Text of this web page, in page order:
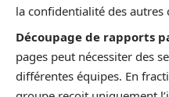
la confidentialité des autres
Découpage de rapports
pages peut nécessiter des
différentes équipes. En